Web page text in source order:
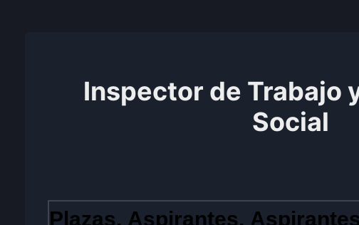
Inspector de Trabajo
Social
Plazas, Aspirantes,